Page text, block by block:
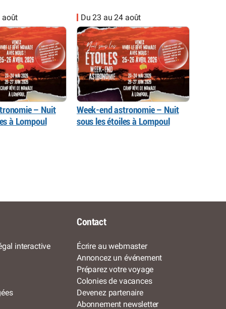
août
– Nuit
à Lompoul
Du 23 au 24 août
Week-end astronomie – Nuit
sous les étoiles à Lompoul
interactive
Contact
Écrire au webmaster
Annoncez un événement
Préparez votre voyage
Colonies de vacances
Devenez partenaire
Abonnement newsletter